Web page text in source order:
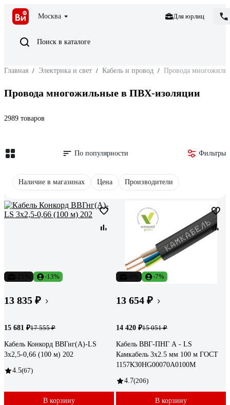
Москва Для юрлиц
Поиск в каталоге
Главная / Электрика и свет / Кабель и провод / Провода
Провода многожильные в ПВХ-изоляции
2989 товаров
По популярности Фильтры
Наличие в магазинах Цена Производители
-13%
13 835 ₽
15 681 ₽17 555 ₽
Кабель Конкорд ВВГнг(А)-LS
3х2,5-0,66 (100 м) 202
4.5(67)
В корзину
-7%
13 654 ₽
14 420 ₽15 051 ₽
Кабель ВВГ-ПНГ А - LS
Камкабель 3x2.5 мм 100 м ГОСТ
1157К30HG00070А0100М
4.7(206)
В корзину